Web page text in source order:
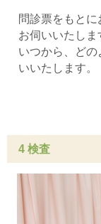
問診票をもと
お伺いいたしま
いつから、ど
いいたします。
4 検査